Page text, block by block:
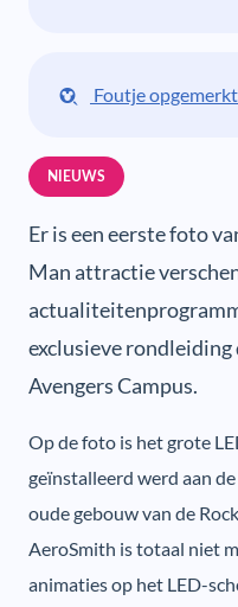
Foutje
NIEUWS
Er is een eerste foto
Man attractie
exclusieve
Avengers Campus.
Op de foto is het grote
geïnstalleerd werd aan
oude gebouw van de
AeroSmith is totaal niet
animaties op het LED-